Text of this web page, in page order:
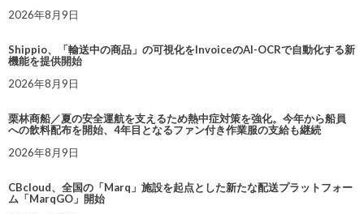
2026年8月9日
Shippio、「輸送中の商品」の可視化をInvoiceのAI-OCRで自動化する新
機能を提供開始
2026年8月9日
栗林商船／夏の安全運航を支えるため熱中症対策を強化。今年から船員
への飲料配布を開始、4年目となるファン付き作業服の支給も継続
2026年8月9日
CBcloud、全国の「Marq」施設を起点とした新たな配送プラットフォー
ム「MarqGO」開始